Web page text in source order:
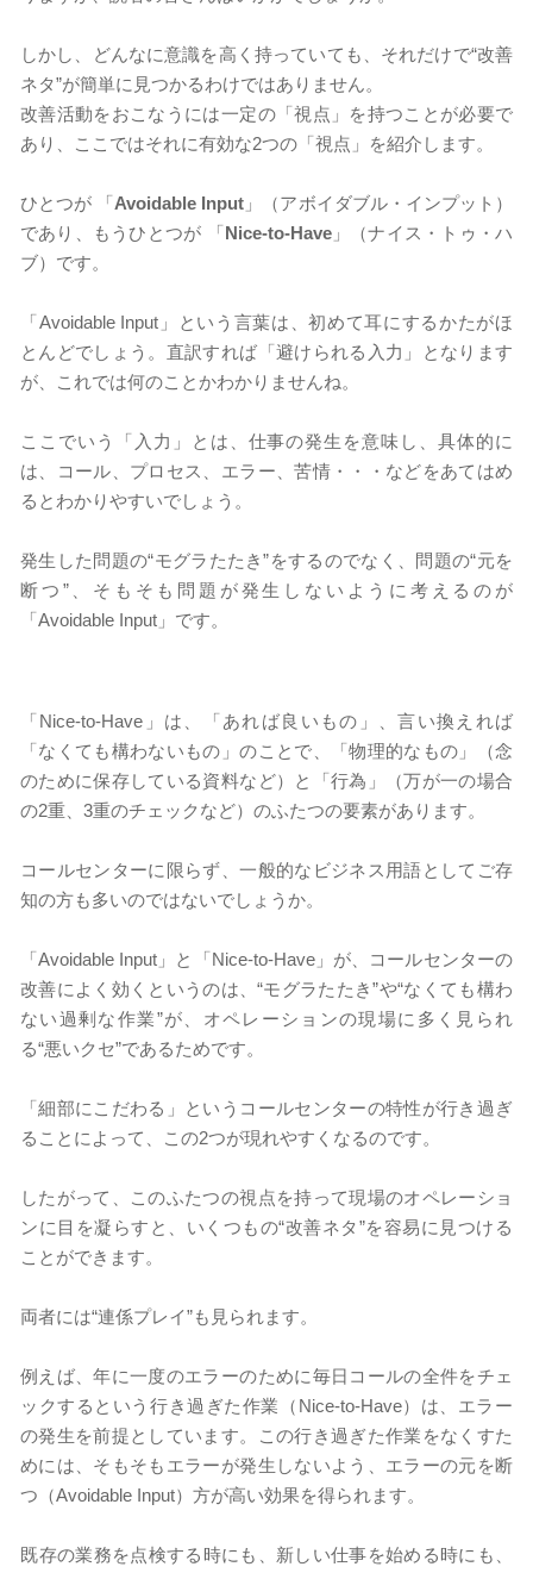
しかし、どんなに意識を高く持っていても、それだけで“改善
ネタ”が簡単に 見つかるわけではありません。
改善活動をおこなうには一定の「視点」を持つことが必要で
あり、ここではそれに有効な2つの「視点」を紹介します。
​ひとつが 「Avoidable Input 」（アボイダブル・インプット）
であり、もうひとつが 「Nice-to-Have」（ナイス・トゥ・ハ
ブ）です。
「Avoidable Input」という言葉は、初めて耳にするかたがほ
とんどでしょう。直訳すれば「避けられる入力」となります
が、これでは何のことかわかりませんね。
ここでいう「入力」とは、仕事の発生を意味し、具体的に
は、コール、プロセス、エラー、苦情・・・などをあてはめ
るとわかりやすいでしょう。
発生した問題の“モグラたたき”をするのでなく、問題の“元を
断つ”、そもそも問題が発生しないように考えるのが
「Avoidable Input」です。
「Nice-to-Have」は、「あれば良いもの」、言い換えれば
「なくても構わないもの」のことで、「物理的なもの」（念
のために保存している資料など）と「行為」（万が一の場合
の2重、3重のチェックなど）のふたつの要素があります。
コールセンターに限らず、一般的なビジネス用語としてご存
知の方も多いのではないでしょうか。
「Avoidable Input」と「Nice-to-Have」が、コールセンターの
改善によく効くというのは、“モグラたたき”や“なくても構わ
ない過剰な作業”が、オペレーションの現場に多く見られ
る“悪いクセ”であるためです。
「細部にこだわる」というコールセンターの特性が行き過ぎ
ることによって、この2つが現れやすくなるのです。
したがって、このふたつの視点を持って現場のオペレーショ
ンに目を凝らすと、いくつもの“改善ネタ”を容易に見つける
ことができます。
両者には“連係プレイ”も見られます。
例えば、年に一度のエラーのために毎日コールの全件をチェ
ックするという行き過ぎた作業（Nice-to-Have）は、エラー
の発生を前提としています。この行き過ぎた作業をなくすた
めには、そもそもエラーが発生しないよう、エラーの元を断
つ（Avoidable Input）方が高い効果を得られます。
​既存の業務を点検する時にも、新しい仕事を始める時にも、